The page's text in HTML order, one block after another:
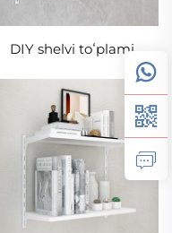
DIY shelvi toʻplami